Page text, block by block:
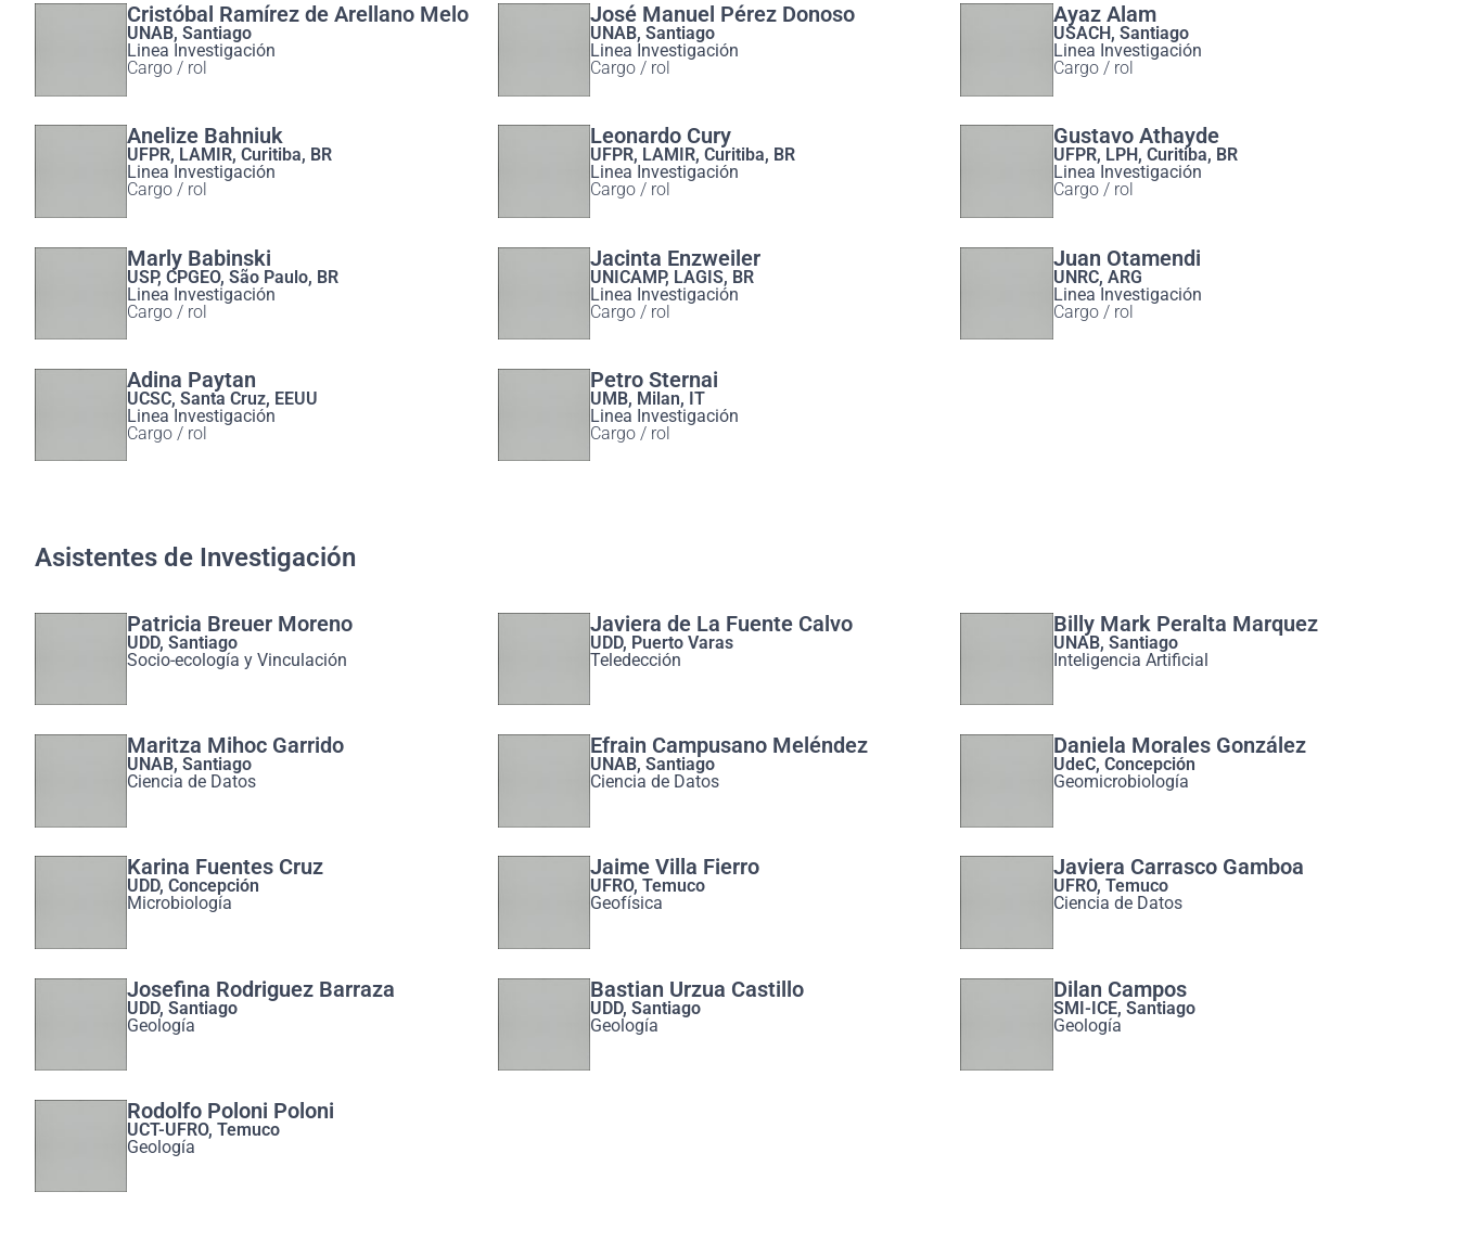
Cristóbal Ramírez de Arellano Melo
UNAB, Santiago
Linea Investigación
Cargo / rol
José Manuel Pérez Donoso
UNAB, Santiago
Linea Investigación
Cargo / rol
Ayaz Alam
USACH, Santiago
Linea Investigación
Cargo / rol
Anelize Bahniuk
UFPR, LAMIR, Curitiba, BR
Linea Investigación
Cargo / rol
Leonardo Cury
UFPR, LAMIR, Curitiba, BR
Linea Investigación
Cargo / rol
Gustavo Athayde
UFPR, LPH, Curitiba, BR
Linea Investigación
Cargo / rol
Marly Babinski
USP, CPGEO, São Paulo, BR
Linea Investigación
Cargo / rol
Jacinta Enzweiler
UNICAMP, LAGIS, BR
Linea Investigación
Cargo / rol
Juan Otamendi
UNRC, ARG
Linea Investigación
Cargo / rol
Adina Paytan
UCSC, Santa Cruz, EEUU
Linea Investigación
Cargo / rol
Petro Sternai
UMB, Milan, IT
Linea Investigación
Cargo / rol
Asistentes de Investigación
Patricia Breuer Moreno
UDD, Santiago
Socio-ecología y Vinculación
Javiera de La Fuente Calvo
UDD, Puerto Varas
Teledección
Billy Mark Peralta Marquez
UNAB, Santiago
Inteligencia Artificial
Maritza Mihoc Garrido
UNAB, Santiago
Ciencia de Datos
Efrain Campusano Meléndez
UNAB, Santiago
Ciencia de Datos
Daniela Morales González
UdeC, Concepción
Geomicrobiología
Karina Fuentes Cruz
UDD, Concepción
Microbiología
Jaime Villa Fierro
UFRO, Temuco
Geofísica
Javiera Carrasco Gamboa
UFRO, Temuco
Ciencia de Datos
Josefina Rodriguez Barraza
UDD, Santiago
Geología
Bastian Urzua Castillo
UDD, Santiago
Geología
Dilan Campos
SMI-ICE, Santiago
Geología
Rodolfo Poloni Poloni
UCT-UFRO, Temuco
Geología